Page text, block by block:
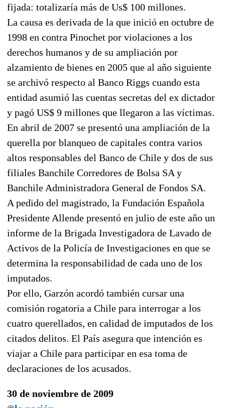
fijada: totalizaría más de Us$ 100 millones.
La causa es derivada de la que inició en octubre de
1998 en contra Pinochet por violaciones a los
derechos humanos y de su ampliación por
alzamiento de bienes en 2005 que al año siguiente
se archivó respecto al Banco Riggs cuando esta
entidad asumió las cuentas secretas del ex dictador
y pagó US$ 9 millones que llegaron a las víctimas.
En abril de 2007 se presentó una ampliación de la
querella por blanqueo de capitales contra varios
altos responsables del Banco de Chile y dos de sus
filiales Banchile Corredores de Bolsa SA y
Banchile Administradora General de Fondos SA.
A pedido del magistrado, la Fundación Española
Presidente Allende presentó en julio de este año un
informe de la Brigada Investigadora de Lavado de
Activos de la Policía de Investigaciones en que se
determina la responsabilidad de cada uno de los
imputados.
Por ello, Garzón acordó también cursar una
comisión rogatoria a Chile para interrogar a los
cuatro querellados, en calidad de imputados de los
citados delitos. El País asegura que intención es
viajar a Chile para participar en esa toma de
declaraciones de los acusados.
30 de noviembre de 2009